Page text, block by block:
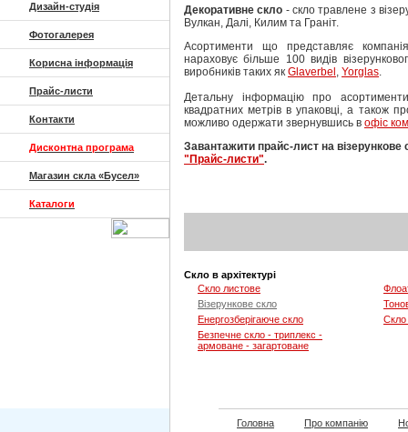
Дизайн-студія
Фотогалерея
Корисна інформація
Прайс-листи
Контакти
Дисконтна програма
Магазин скла «Бусел»
Каталоги
Декоративне скло - скло травлене з
Вулкан, Далі, Килим та Граніт.
Асортименти що представляє
нараховує більше 100 видів
виробників таких як Glaverbel , Yorglas.
Детальну інформацію про
квадратних метрів в упаковці, а також
можливо одержати звернувшись в офіс
Завантажити прайс-лист на візерункове
"Прайс-листи".
Скло в архітектурі
Скло листове
Візерункове скло
Енергозберігаюче скло
Скло
Безпечне скло - триплекс -
армоване - загартоване
Головна Про компанію